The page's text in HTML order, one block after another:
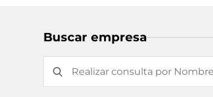
Buscar empresa